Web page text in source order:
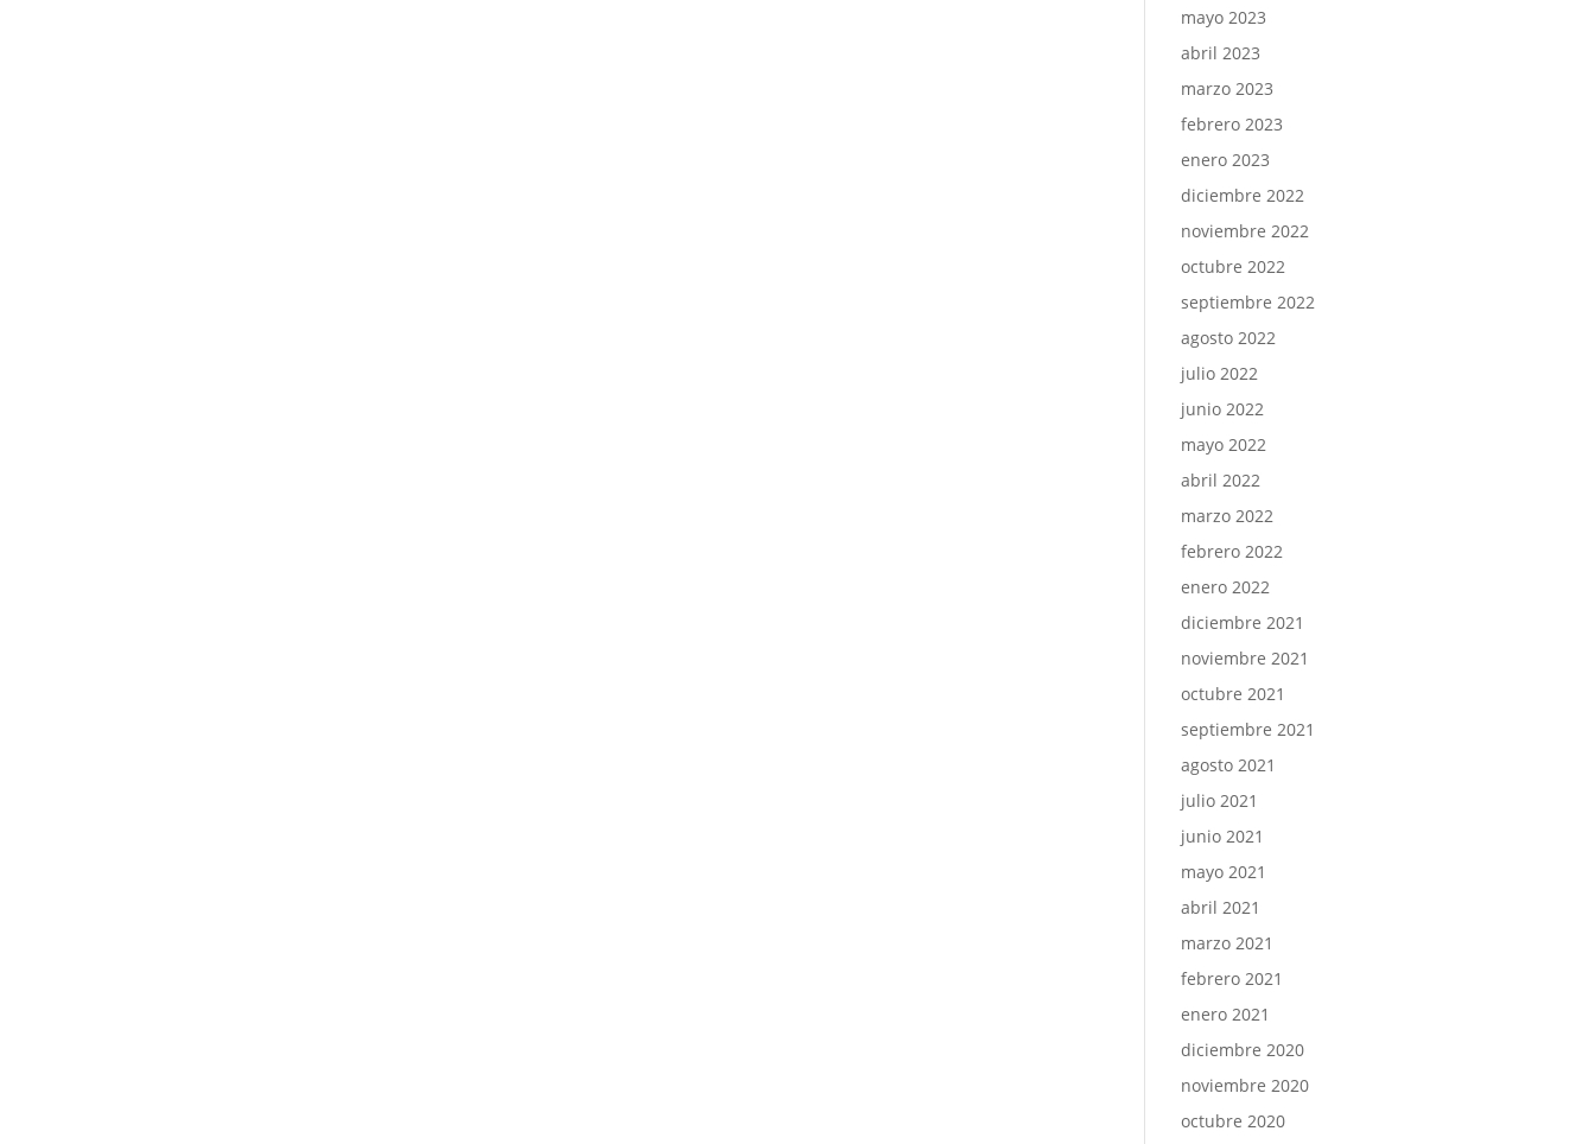
mayo 2023
abril 2023
marzo 2023
febrero 2023
enero 2023
diciembre 2022
noviembre 2022
octubre 2022
septiembre 2022
agosto 2022
julio 2022
junio 2022
mayo 2022
abril 2022
marzo 2022
febrero 2022
enero 2022
diciembre 2021
noviembre 2021
octubre 2021
septiembre 2021
agosto 2021
julio 2021
junio 2021
mayo 2021
abril 2021
marzo 2021
febrero 2021
enero 2021
diciembre 2020
noviembre 2020
octubre 2020